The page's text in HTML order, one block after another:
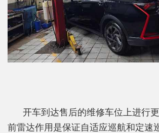
开车到达售后的维修车位上进行
前雷达作用是保证自适应巡航和定速